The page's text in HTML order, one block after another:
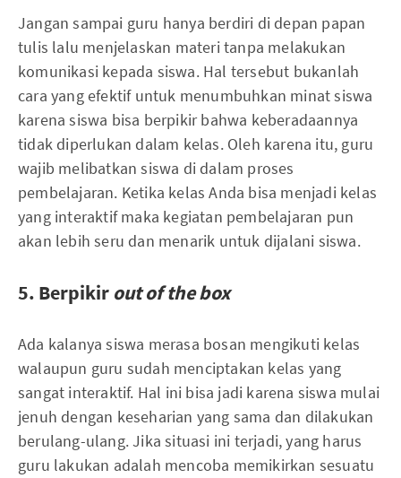
Jangan sampai guru hanya berdiri di depan papan
tulis lalu menjelaskan materi tanpa melakukan
komunikasi kepada siswa. Hal tersebut bukanlah
cara yang efektif untuk menumbuhkan minat siswa
karena siswa bisa berpikir bahwa keberadaannya
tidak diperlukan dalam kelas. Oleh karena itu, guru
wajib melibatkan siswa di dalam proses
pembelajaran. Ketika kelas Anda bisa menjadi kelas
yang interaktif maka kegiatan pembelajaran pun
akan lebih seru dan menarik untuk dijalani siswa.
5. Berpikir out of the box
Ada kalanya siswa merasa bosan mengikuti kelas
walaupun guru sudah menciptakan kelas yang
sangat interaktif. Hal ini bisa jadi karena siswa mulai
jenuh dengan keseharian yang sama dan dilakukan
berulang-ulang. Jika situasi ini terjadi, yang harus
guru lakukan adalah mencoba memikirkan sesuatu